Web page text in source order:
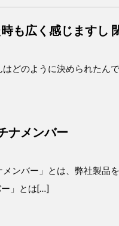
も広く感じますし
はどのように決められたん
ナメンバー
メンバー」とは、弊社製品
ー」とは[…]